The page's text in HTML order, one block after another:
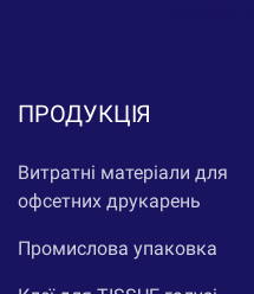
ПРОДУКЦІЯ
Витратні матеріали для
офсетних друкарень
Промислова упаковка